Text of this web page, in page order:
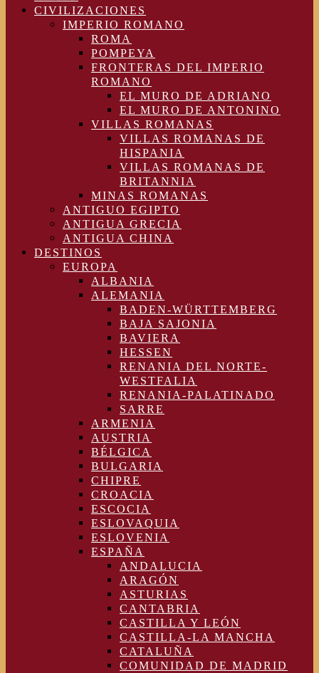
CIVILIZACIONES
IMPERIO ROMANO
ROMA
POMPEYA
FRONTERAS DEL IMPERIO
ROMANO
EL MURO DE ADRIANO
EL MURO DE ANTONINO
VILLAS ROMANAS
VILLAS ROMANAS DE
HISPANIA
VILLAS ROMANAS DE
BRITANNIA
MINAS ROMANAS
ANTIGUO EGIPTO
ANTIGUA GRECIA
ANTIGUA CHINA
DESTINOS
EUROPA
ALBANIA
ALEMANIA
BADEN-WÜRTTEMBERG
BAJA SAJONIA
BAVIERA
HESSEN
RENANIA DEL NORTE-
WESTFALIA
RENANIA-PALATINADO
SARRE
ARMENIA
AUSTRIA
BÉLGICA
BULGARIA
CHIPRE
CROACIA
ESCOCIA
ESLOVAQUIA
ESLOVENIA
ESPAÑA
ANDALUCIA
ARAGÓN
ASTURIAS
CANTABRIA
CASTILLA Y LEÓN
CASTILLA-LA MANCHA
CATALUÑA
COMUNIDAD DE MADRID